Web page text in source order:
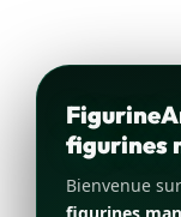
figurines
Bienvenue sur
figurines